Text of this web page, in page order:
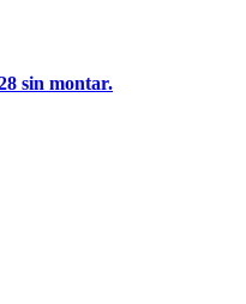
sin montar.